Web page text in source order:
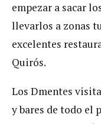
empezar a sacar
llevarlos a zonas
excelentes
Quirós.
Los Dmentes
y bares de todo el